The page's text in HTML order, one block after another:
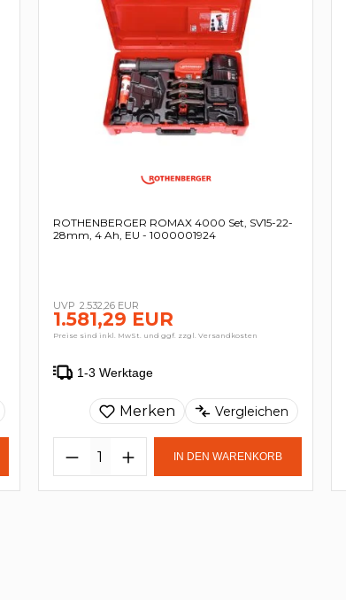
ROTHENBERGER ROMAX 4000 Set, SV15-22-
28mm, 4 Ah, EU - 1000001924
2.532,26 EUR
1.581,29 EUR
Preise sind inkl. MwSt. und ggf. zzgl. Versandkosten
1-3 Werktage
Merken Vergleichen
IN DEN WARENKORB